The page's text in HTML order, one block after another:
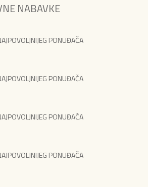
NABAVKE
PONUĐAČA
PONUĐAČA
PONUĐAČA
PONUĐAČA